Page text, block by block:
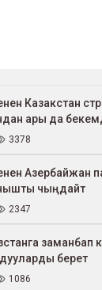
Казакстан
ары да
3378
Азербайжан
чыңдайт
2347
заманбап
берет
1086